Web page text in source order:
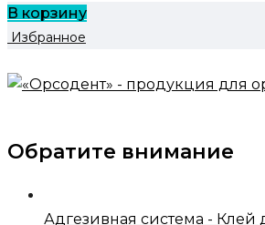
В корзину
Избранное
Обратите внимание
Адгезивная система - Клей